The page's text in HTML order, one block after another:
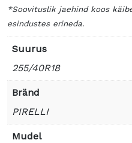
*Soovituslik jaehind koos
esindustes erineda.
Suurus
255/40R18
Bränd
PIRELLI
Mudel